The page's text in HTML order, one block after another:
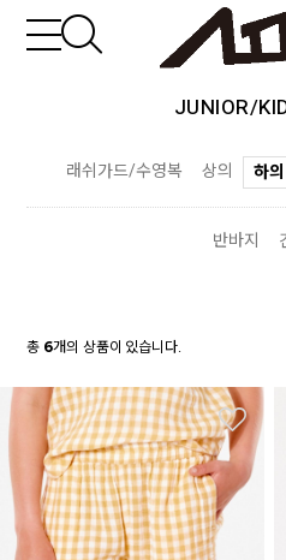
JUNIOR/
래쉬가드/수영복 상의 하의
반바지
총 6개의 상품이 있습니다.